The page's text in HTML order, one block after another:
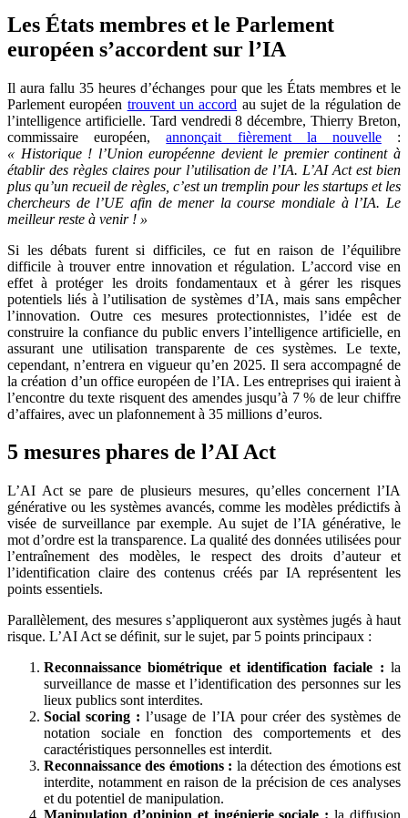
Les États membres et le Parlement
européen s’accordent sur l’IA
Il aura fallu 35 heures d’échanges pour que les États membres et le
Parlement européen trouvent un accord au sujet de la régulation de
l’intelligence artificielle. Tard vendredi 8 décembre, Thierry Breton,
commissaire européen,annonçait fièrement la nouvelle:
« Historique ! l’Union européenne devient le premier continent à
établir des règles claires pour l’utilisation de l’IA. L’AI Act est bien
plus qu’un recueil de règles, c’est un tremplin pour les startups et les
chercheurs de l’UE afin de mener la course mondiale à l’IA. Le
meilleur reste à venir ! »
Si les débats furent si difficiles, ce fut en raison de l’équilibre
difficile à trouver entre innovation et régulation. L’accord vise en
effet à protéger les droits fondamentaux et à gérer les risques
potentiels liés à l’utilisation de systèmes d’IA, mais sans empêcher
l’innovation. Outre ces mesures protectionnistes, l’idée est de
construire la confiance du public envers l’intelligence artificielle, en
assurant une utilisation transparente de ces systèmes. Le texte,
cependant, n’entrera en vigueur qu’en 2025. Il sera accompagné de
la création d’un office européen de l’IA. Les entreprises qui iraient à
l’encontre du texte risquent des amendes jusqu’à 7 % de leur chiffre
d’affaires, avec un plafonnement à 35 millions d’euros.
5 mesures phares de l’AI Act
L’AI Act se pare de plusieurs mesures, qu’elles concernent l’IA
générative ou les systèmes avancés, comme les modèles prédictifs à
visée de surveillance par exemple. Au sujet de l’IA générative, le
mot d’ordre est la transparence. La qualité des données utilisées pour
l’entraînement des modèles, le respect des droits d’auteur et
l’identification claire des contenus créés par IA représentent les
points essentiels.
Parallèlement, des mesures s’appliqueront aux systèmes jugés à haut
risque. L’AI Act se définit, sur le sujet, par 5 points principaux :
Reconnaissance biométrique et identification faciale : la
surveillance de masse et l’identification des personnes sur les
lieux publics sont interdites.
Social scoring : l’usage de l’IA pour créer des systèmes de
notation sociale en fonction des comportements et des
caractéristiques personnelles est interdit.
Reconnaissance des émotions : la détection des émotions est
interdite, notamment en raison de la précision de ces analyses
et du potentiel de manipulation.